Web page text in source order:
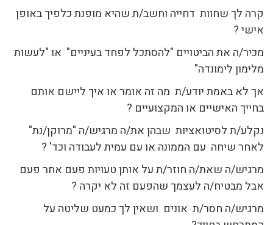
קרה לך שחוות דחייה וחשב/ת שהיא מופנת כלפיך באופן
אישי ?
מכיר/ה את הביטויים "להסתכל לפחד בעיניים" או "לעשות
מלימון לימונדה"
אך לא באמת יודע/ת מה זה אומר או איך ליישם אותם
בחייך האישיים או המקצועיים ?
נקלע/ת לסיטואציות שבהן את/ה מרגיש/ה "מרוקן/נת"
לאחר שיחה עם הממונה או עם עמית לעבודה וכד' ?
מרגיש/ה שאת/ה חוזר/ת על אותן טעויות פעם אחר פעם
אבל מבטיח/ה לעצמך שהפעם זה לא יקרה ?
מרגיש/ה חסר/ת אונים ושאין לך כמעט שליטה על